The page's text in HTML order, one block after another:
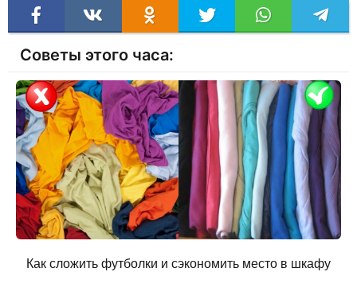
Советы этого часа:
Как сложить футболки и сэкономить место в шкафу